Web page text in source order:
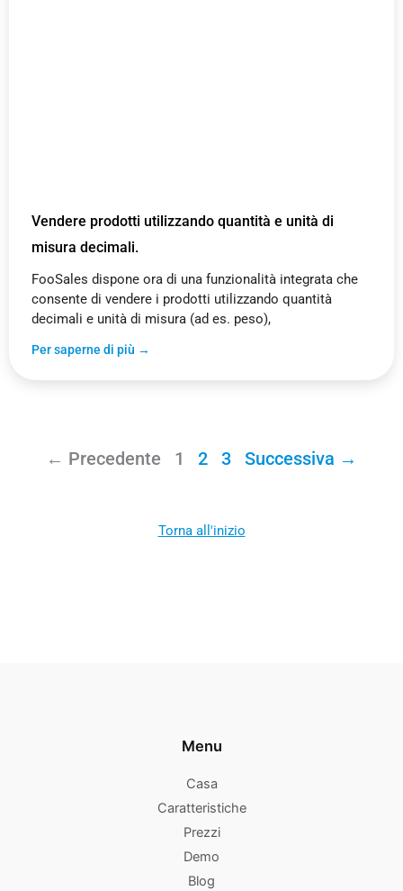
Vendere prodotti utilizzando quantità e unità di
misura decimali.
FooSales dispone ora di una funzionalità integrata che
consente di vendere i prodotti utilizzando quantità
decimali e unità di misura (ad es. peso),
Per saperne di più →
← Precedente 1 2 3 Successiva →
Torna all'inizio
Menu
Casa
Caratteristiche
Prezzi
Demo
Blog